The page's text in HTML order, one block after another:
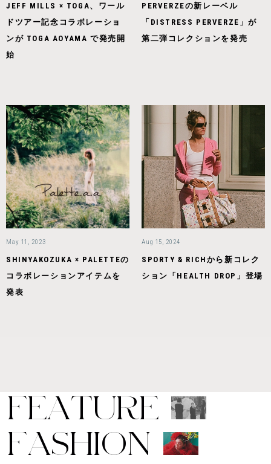
JEFF MILLS × TOGA、ワール
ドツアー記念コラボレーショ
ンが TOGA AOYAMA で発売開
始
PERVERZEの新レーベル
「DISTRESS PERVERZE」が
第二弾コレクションを発売
May 11, 2023
SHINYAKOZUKA × PALETTEの
コラボレーションアイテムを
発表
Aug 15, 2024
SPORTY & RICHから新コレク
ション「HEALTH DROP」登場
FEATURE
FASHION